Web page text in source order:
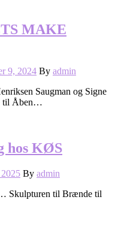
MAKE
9, 2024 By admin
Saugman og Signe
til Åben…
hos KØS
By admin
Skulpturen til Brænde til